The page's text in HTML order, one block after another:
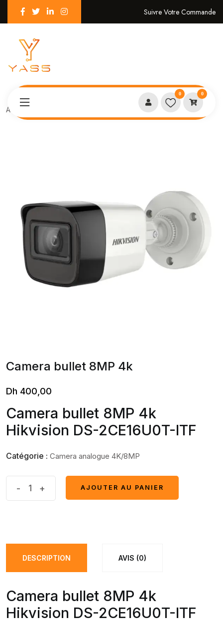
Suivre Votre Commande
0 0
Accueil
Camera bullet 8MP 4k
Dh 400,00
Camera bullet 8MP 4k
Hikvision DS-2CE16U0T-ITF
Catégorie : Camera analogue 4K/8MP
- +
AJOUTER AU PANIER
DESCRIPTION AVIS (0)
Camera bullet 8MP 4k
Hikvision DS-2CE16U0T-ITF